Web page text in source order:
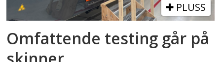
PLUSS
Omfattende testing går på